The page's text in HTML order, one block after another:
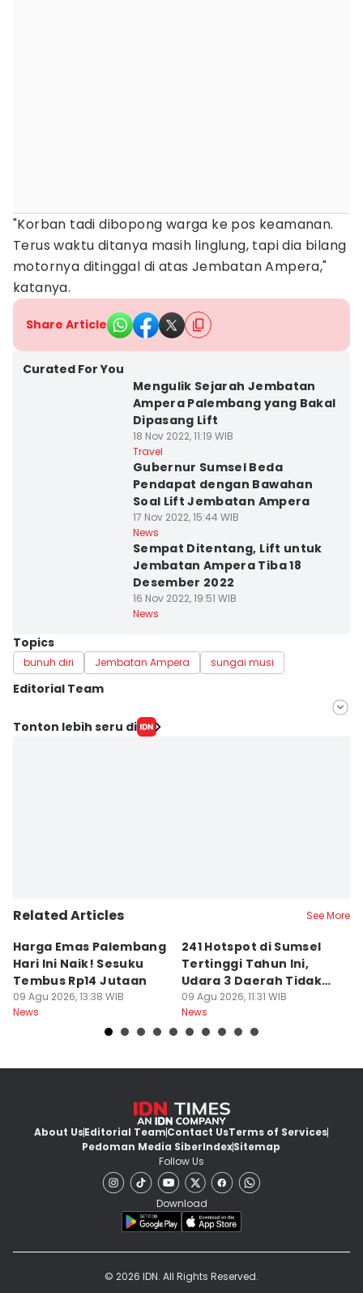
"Korban tadi dibopong warga ke pos keamanan.
Terus waktu ditanya masih linglung, tapi dia bilang
motornya ditinggal di atas Jembatan Ampera,"
katanya.
Share Article
Curated For You
Mengulik Sejarah Jembatan
Ampera Palembang yang Bakal
Dipasang Lift
18 Nov 2022, 11:19 WIB
Travel
Gubernur Sumsel Beda
Pendapat dengan Bawahan
Soal Lift Jembatan Ampera
17 Nov 2022, 15:44 WIB
News
Sempat Ditentang, Lift untuk
Jembatan Ampera Tiba 18
Desember 2022
16 Nov 2022, 19:51 WIB
News
Topics
bunuh diri Jembatan Ampera sungai musi
Editorial Team
Editor
Tonton lebih seru di
Related Articles See More
Harga Emas Palembang
Hari Ini Naik! Sesuku
Tembus Rp14 Jutaan
09 Agu 2026, 13:38 WIB
News
241 Hotspot di Sumsel
Tertinggi Tahun Ini,
Udara 3 Daerah Tidak
Sehat
09 Agu 2026, 11:31 WIB
News
About UsEditorial TeamContact UsTerms of Services
Pedoman Media SiberIndexSitemap
Follow Us
Download
© 2026 IDN. All Rights Reserved.